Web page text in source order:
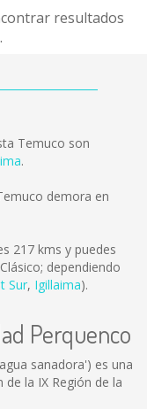
resultados
Temuco son
.
demora en
217 kms y puedes
dependiendo
Sur, Igillaima).
Perquenco
sanadora') es una
la IX Región de la